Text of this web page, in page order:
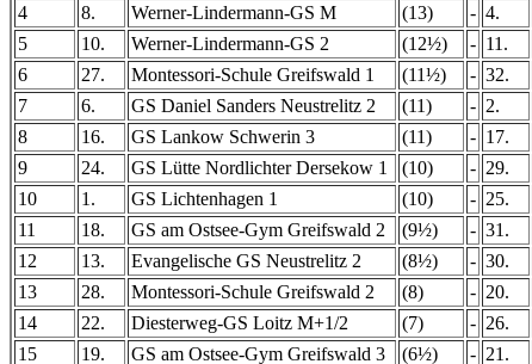
4
8. Werner-Lindermann-GS M (13) - 4.
5
10. Werner-Lindermann-GS 2 (12½) - 11.
6
27. Montessori-Schule Greifswald 1 (11½) - 32.
7
6. GS Daniel Sanders Neustrelitz 2 (11) - 2.
8
16. GS Lankow Schwerin 3 (11) - 17.
9
24. GS Lütte Nordlichter Dersekow 1 (10) - 29.
10
1. GS Lichtenhagen 1 (10) - 25.
11
18. GS am Ostsee-Gym Greifswald 2 (9½) - 31.
12
13. Evangelische GS Neustrelitz 2 (8½) - 30.
13
28. Montessori-Schule Greifswald 2 (8) - 20.
14
22. Diesterweg-GS Loitz M+1/2 (7) - 26.
15
19. GS am Ostsee-Gym Greifswald 3 (6½) - 21.